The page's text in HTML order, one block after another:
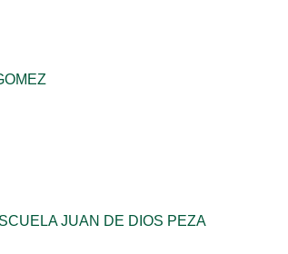
JUAN DE DIOS PEZA